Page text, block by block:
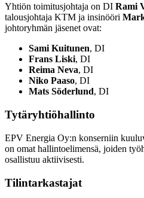
Yhtiön toimitusjohtaja on DI Rami
talousjohtaja KTM ja insinööri
johtoryhmän jäsenet ovat:
Sami Kuitunen, DI
Frans Liski, DI
Reima Neva, DI
Niko Paaso, DI
Mats Söderlund, DI
Tytäryhtiöhallinto
EPV Energia Oy:n konserniin
on omat hallintoelimensä, joiden
osallistuu aktiivisesti.
Tilintarkastajat